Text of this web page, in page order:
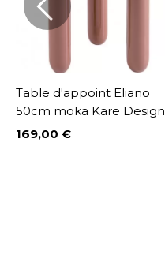
Table d'appoint Eliano
50cm moka Kare Design
Prix
169,00 €